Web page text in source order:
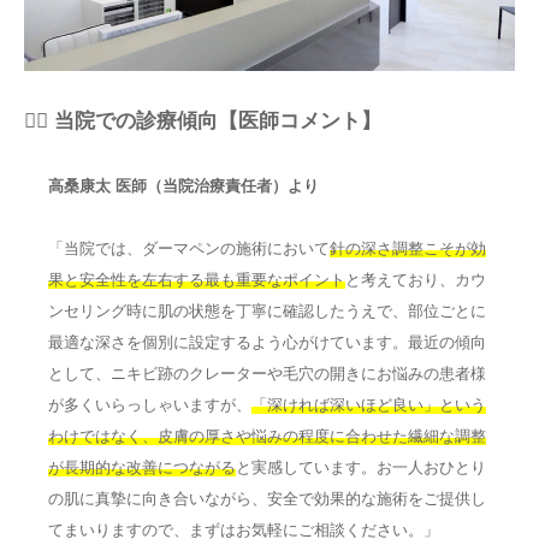
👨‍⚕️ 当院での診療傾向【医師コメント】
高桑康太 医師（当院治療責任者）より
「当院では、ダーマペンの施術において針の深さ調整こそが効
果と安全性を左右する最も重要なポイントと考えており、カウ
ンセリング時に肌の状態を丁寧に確認したうえで、部位ごとに
最適な深さを個別に設定するよう心がけています。最近の傾向
として、ニキビ跡のクレーターや毛穴の開きにお悩みの患者様
が多くいらっしゃいますが、 「深ければ深いほど良い」という
わけではなく、皮膚の厚さや悩みの程度に合わせた繊細な調整
が長期的な改善につながると実感しています。お一人おひとり
の肌に真摯に向き合いながら、安全で効果的な施術をご提供し
てまいりますので、まずはお気軽にご相談ください。」